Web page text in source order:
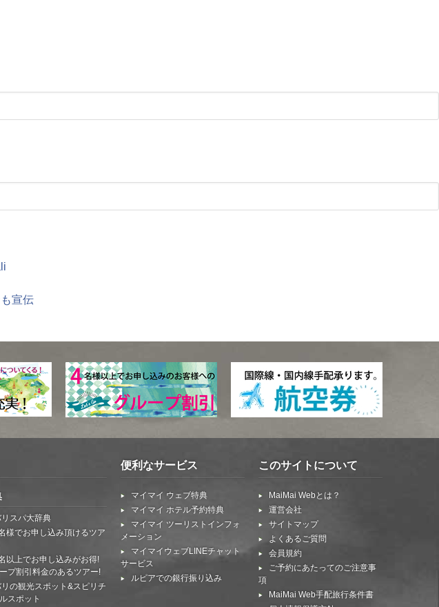
宣伝
スパ大辞典
様でお申し込み頂けるツア
以上でお申し込みがお得!
プ割引料金のあるツアー!
の観光スポット&スピリチ
スポット
便利なサービス
マイマイ ウェブ特典
マイマイ ホテル予約特典
マイマイ ツーリストインフォ
メーション
マイマイウェブLINEチャット
サービス
ルピアでの銀行振り込み
このサイトについて
MaiMai Webとは？
運営会社
サイトマップ
よくあるご質問
会員規約
ご予約にあたってのご注意事
項
MaiMai Web手配旅行条件書